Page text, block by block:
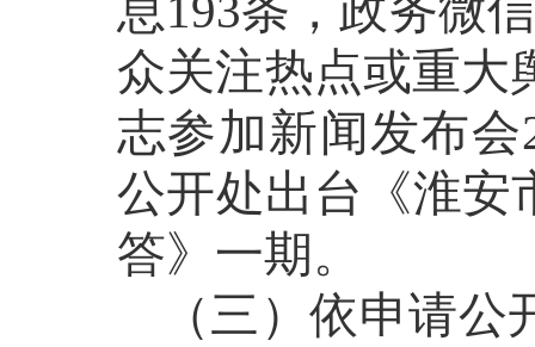
息193条，政务微
众关注热点或重大
志参加新闻发布
公开处出台《淮安
答》一期。
（三）依申请